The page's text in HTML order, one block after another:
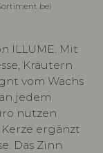
bei
ILLUME. Mit
Kräutern
vom Wachs
jedem
nutzen
ergänzt
Das Zinn